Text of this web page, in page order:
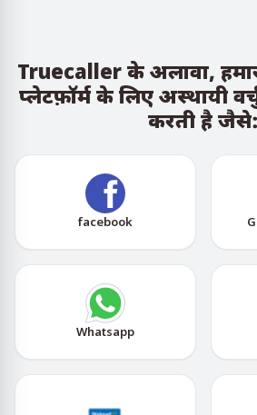
Truecaller के अलावा,
प्लेटफ़ॉर्म के लिए अस्थायी
करती है जैसे:
facebook
Whatsapp